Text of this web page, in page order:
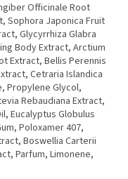
Officinale Root
Sophora Japonica Fruit
Glycyrrhiza Glabra
Body Extract, Arctium
Extract, Bellis Perennis
Cetraria Islandica
Propylene Glycol,
Rebaudiana Extract,
Eucalyptus Globulus
Poloxamer 407,
Boswellia Carterii
Parfum, Limonene,